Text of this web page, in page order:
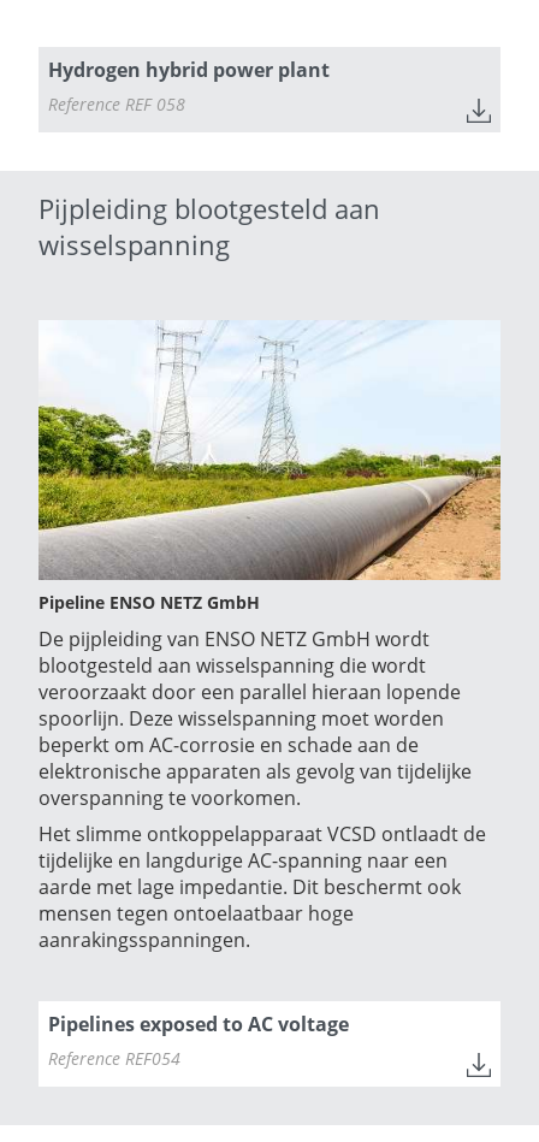
Hydrogen hybrid power plant
Reference REF 058
Pijpleiding blootgesteld aan
wisselspanning
Pipeline ENSO NETZ GmbH
De pijpleiding van ENSO NETZ GmbH wordt
blootgesteld aan wisselspanning die wordt
veroorzaakt door een parallel hieraan lopende
spoorlijn. Deze wisselspanning moet worden
beperkt om AC-corrosie en schade aan de
elektronische apparaten als gevolg van tijdelijke
overspanning te voorkomen.
Het slimme ontkoppelapparaat VCSD ontlaadt de
tijdelijke en langdurige AC-spanning naar een
aarde met lage impedantie. Dit beschermt ook
mensen tegen ontoelaatbaar hoge
aanrakingsspanningen.
Pipelines exposed to AC voltage
Reference REF054